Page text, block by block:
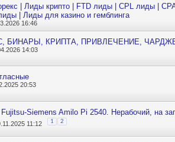
| Лиды крипто | FTD лиды | CPL лиды |
| Лиды для казино и гемблинга
16:46
БИНАРЫ, КРИПТА, ПРИВЛЕЧЕНИЕ,
14:03
20:53
Fujitsu-Siemens Amilo Pi 2540. Нерабочий, на
11:12 1 2